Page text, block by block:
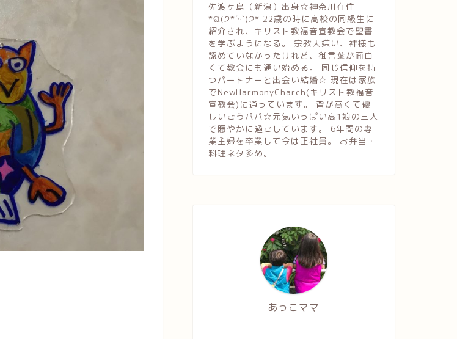
佐渡ヶ島（新潟）出身☆神奈川在住
*ଘ(੭*ˊᵕˋ)੭* 22歳の時に高校の同級生に
紹介され、キリスト教福音宣教会で聖書
を学ぶようになる。 宗教大嫌い、神様も
認めていなかったけれど、御言葉が面白
くて教会にも通い始める。 同じ信仰を持
つパートナーと出会い結婚☆ 現在は家族
でNewHarmonyCharch(キリスト教福音
宣教会)に通っています。 背が高くて優
しいごうパパ☆元気いっぱい高1娘の三人
で賑やかに過ごしています。 6年間の専
業主婦を卒業して今は正社員。 お弁当・
料理ネタ多め。
あっこママ